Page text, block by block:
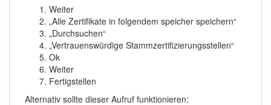
Weiter
„Alle Zertifikate in folgendem speicher speichern“
„Durchsuchen“
„Vertrauenswürdige Stammzertifizierungsstellen“
Ok
Weiter
Fertigstellen
Alternativ sollte dieser Aufruf funktionieren: